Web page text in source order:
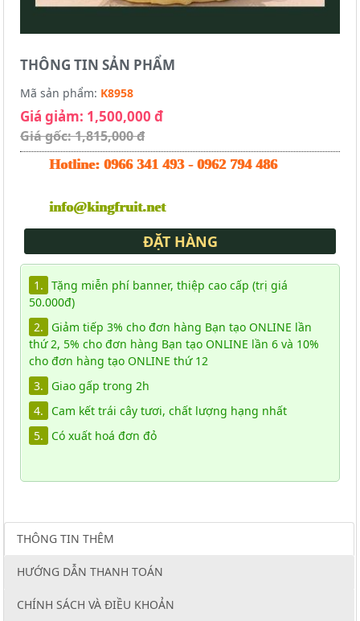
THÔNG TIN SẢN PHẨM
Mã sản phẩm: K8958
Giá giảm: 1,500,000 đ
Giá gốc: 1,815,000 đ
Hotline: 0966 341 493 - 0962 794 486
info@kingfruit.net
ĐẶT HÀNG
1. Tặng miễn phí banner, thiệp cao cấp (trị giá
50.000đ)
2.
Giảm tiếp 3% cho đơn hàng Bạn tạo ONLINE lần
thứ 2, 5% cho đơn hàng Bạn tạo ONLINE lần 6 và 10%
cho đơn hàng tạo ONLINE thứ 12
3.
Giao gấp trong 2h
4.
Cam kết trái cây tươi, chất lượng hạng nhất
5.
Có xuất hoá đơn đỏ
THÔNG TIN THÊM
HƯỚNG DẪN THANH TOÁN
CHÍNH SÁCH VÀ ĐIỀU KHOẢN